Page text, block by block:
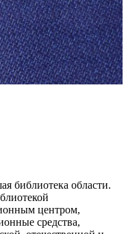
библиотека области.
центром,
средства,